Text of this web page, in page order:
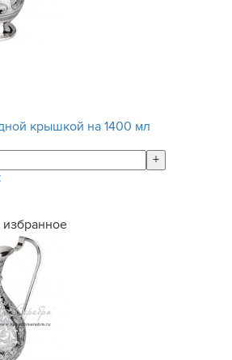
крышкой на 1400 мл
+
избранное